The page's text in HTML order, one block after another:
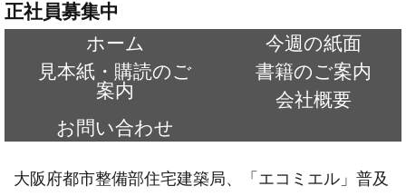
正社員募集中
ホーム
今週の紙面
見本紙・購読のご
案内
書籍のご案内
会社概要
お問い合わせ
大阪府都市整備部住宅建築局、「エコミエル」普及